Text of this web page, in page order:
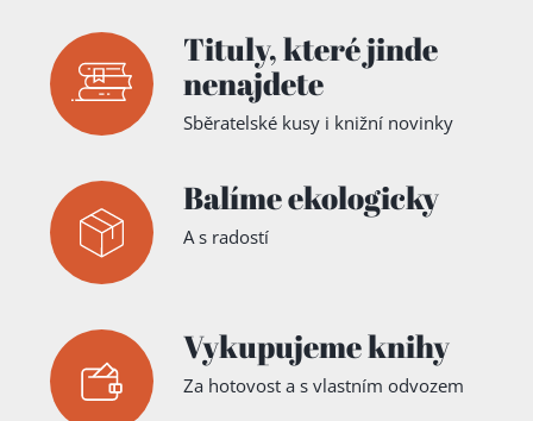
Tituly,které jinde
nenajdete
Sběratelské kusy i knižní novinky
Balíme ekologicky
A s radostí
Vykupujeme knihy
Za hotovost a s vlastním odvozem